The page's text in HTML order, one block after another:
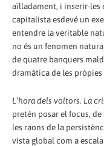
aïlladament, i inserir-les
capitalista esdevé un
entendre la veritable
no és un fenomen
de quatre banquers
dramàtica de les
L’hora dels voltors. La
pretén posar el focus,
les raons de la
vista global com a